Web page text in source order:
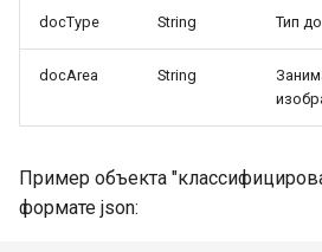
docType String Тип
docArea String
Пример объекта
формате json: